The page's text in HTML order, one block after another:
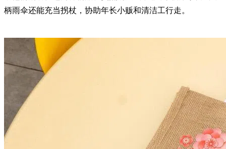
柄雨伞还能充当拐杖，协助年长小贩和清洁工行走。